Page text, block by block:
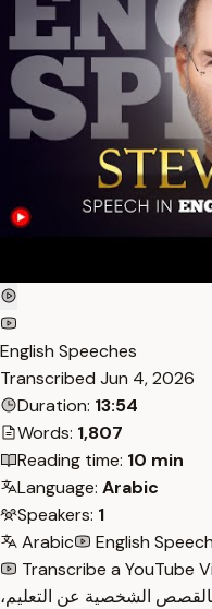
English Speeches
Transcribed Jun 4, 2026
Duration: 13:54
Words: 1,807
Reading time: 10 min
Language: Arabic
Speakers: 1
Arabic
English
Transcribe a YouTube
الشخصية عن التعليم،